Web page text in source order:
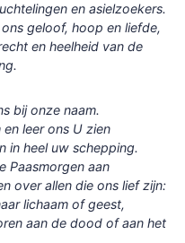
en asielzoekers.
geloof, hoop en liefde,
en heelheid van de
bij onze naam.
leer ons U zien
in heel uw schepping.
Paasmorgen aan
over allen die ons lief zijn:
lichaam of geest,
aan de dood of aan het